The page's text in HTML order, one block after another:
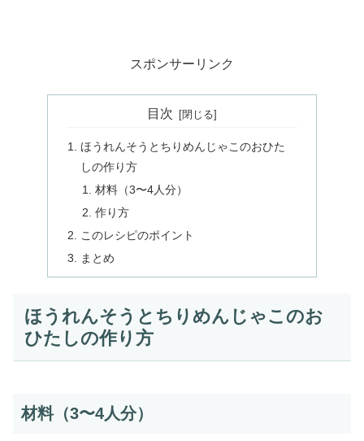
スポンサーリンク
目次
ほうれんそうとちりめんじゃこのおひた
しの作り方
材料（3〜4人分）
作り方
このレシピのポイント
まとめ
ほうれんそうとちりめんじゃこのお
ひたしの作り方
材料（3〜4人分）